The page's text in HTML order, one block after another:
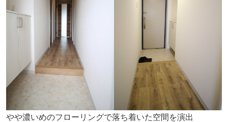
やや濃いめのフローリングで落ち着いた空間を演出